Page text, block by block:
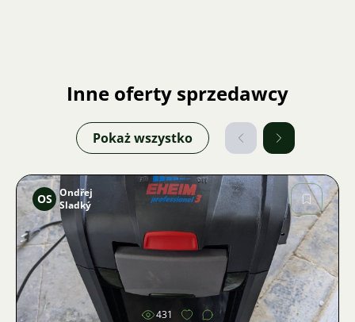
Inne oferty sprzedawcy
Pokaż wszystko
Zdjęcie
OS Ondřej
Sladký
431